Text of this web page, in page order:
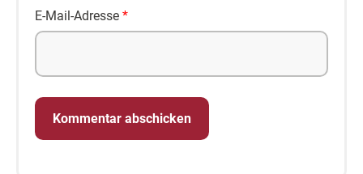
E-Mail-Adresse *